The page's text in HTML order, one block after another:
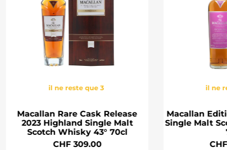
il ne reste que 3
Macallan Rare Cask Release
2023 Highland Single Malt
Scotch Whisky 43° 70cl
CHF 309.00
il ne
Macallan
Single Malt